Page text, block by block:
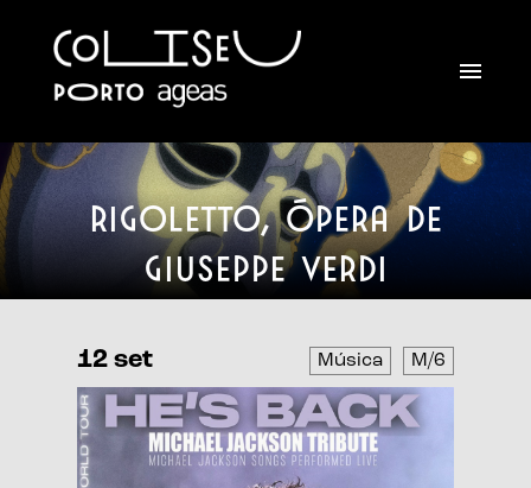
Rigoletto, Ópera de
Giuseppe Verdi
12 set Música M/6